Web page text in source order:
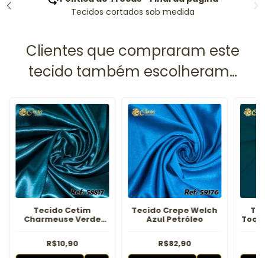
Certificação do site: Google e NIQEbiit
Tecido Cetim
Charmeuse Verde
R$10,90
Tecido Crepe Welch
Azul Petróleo
R$82,90